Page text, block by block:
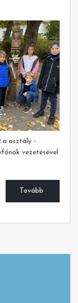
osztály -
vezetésével
Tovább